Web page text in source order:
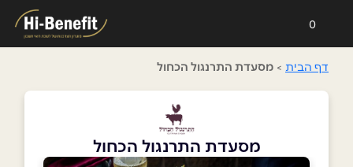
0
דף הבית > מסעדת התרנגול הכחול
מסעדת התרנגול הכחול